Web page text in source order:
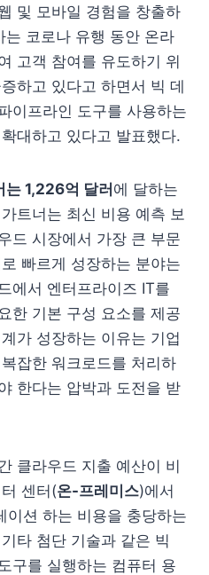
및 모바일 경험을 창출하
코로나 유행 동안 온라
고객 참여를 유도하기 위
하고 있다고 하면서 빅 데
이프라인 도구를 사용하는
대하고 있다고 발표했다.
는 1,226억 달러에 달하는
트너는 최신 비용 예측 보
드 시장에서 가장 큰 부문
빠르게 성장하는 분야는
에서 엔터프라이즈 IT를
한 기본 구성 요소를 제공
가 성장하는 이유는 기업
잡한 워크로드를 처리하
한다는 압박과 도전을 받
클라우드 지출 예산이 비
센터(온-프레미스)에서
이션 하는 비용을 충당하는
타 첨단 기술과 같은 빅
구를 실행하는 컴퓨터 용